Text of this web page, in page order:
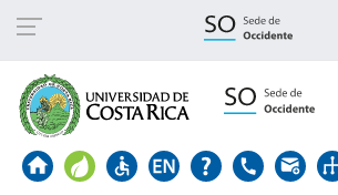
Pasar
al
principal